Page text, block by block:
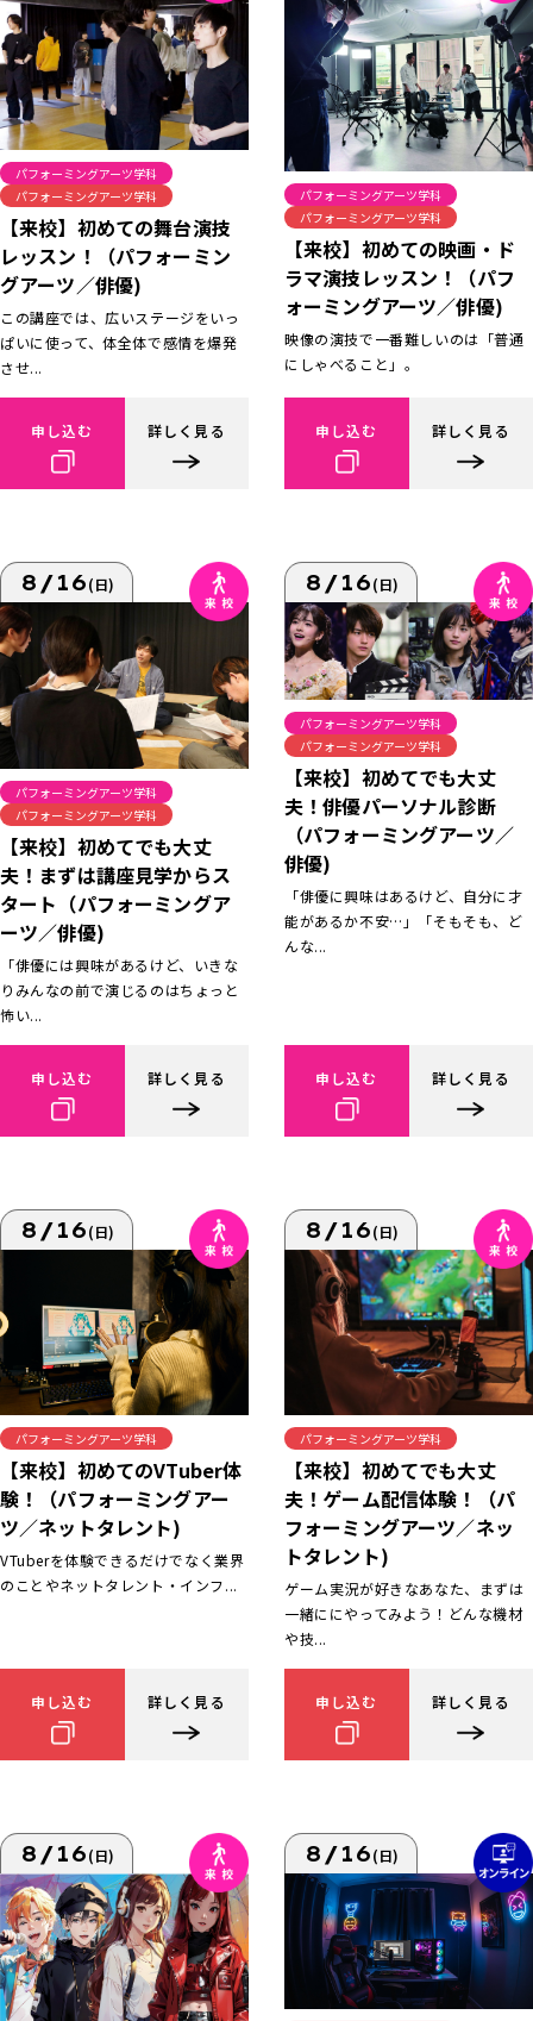
パフォーミングアーツ学科
パフォーミングアーツ学科
【来校】初めての舞台演技
レッスン！（パフォーミン
グアーツ／俳優)
この講座では、広いステージをいっ
ぱいに使って、体全体で感情を爆発
させ...
申し込む 詳しく見る
パフォーミングアーツ学科
パフォーミングアーツ学科
【来校】初めての映画・ド
ラマ演技レッスン！（パフ
ォーミングアーツ／俳優)
映像の演技で一番難しいのは「普通
にしゃべること」。
申し込む 詳しく見る
8/16(日)
パフォーミングアーツ学科
パフォーミングアーツ学科
【来校】初めてでも大丈
夫！まずは講座見学からス
タート（パフォーミングア
ーツ／俳優)
「俳優には興味があるけど、いきな
りみんなの前で演じるのはちょっと
怖い...
申し込む 詳しく見る
8/16(日)
パフォーミングアーツ学科
パフォーミングアーツ学科
【来校】初めてでも大丈
夫！俳優パーソナル診断
（パフォーミングアーツ／
俳優)
「俳優に興味はあるけど、自分に才
能があるか不安…」「そもそも、ど
んな...
申し込む 詳しく見る
8/16(日)
パフォーミングアーツ学科
【来校】初めてのVTuber体
験！（パフォーミングアー
ツ／ネットタレント)
VTuberを体験できるだけでなく業界
のことやネットタレント・インフ...
申し込む 詳しく見る
8/16(日)
パフォーミングアーツ学科
【来校】初めてでも大丈
夫！ゲーム配信体験！（パ
フォーミングアーツ／ネッ
トタレント)
ゲーム実況が好きなあなた、まずは
一緒ににやってみよう！どんな機材
や技...
申し込む 詳しく見る
8/16(日) 8/16(日)